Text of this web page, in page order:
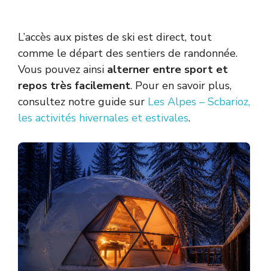
L’accès aux pistes de ski est direct, tout
comme le départ des sentiers de randonnée.
Vous pouvez ainsi alterner entre sport et
repos très facilement. Pour en savoir plus,
consultez notre guide sur Les Alpes – Scbarioz,
les activités hivernales et estivales.